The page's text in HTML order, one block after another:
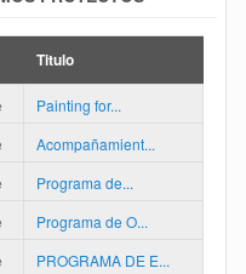
Titulo
Painting for...
Acompañamient...
Programa de...
Programa de O...
PROGRAMA DE E...